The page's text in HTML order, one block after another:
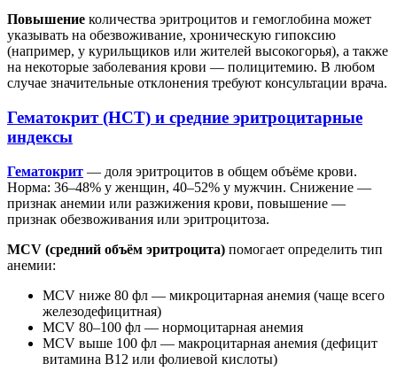
Повышение количества эритроцитов и гемоглобина может
указывать на обезвоживание, хроническую гипоксию
(например, у курильщиков или жителей высокогорья), а также
на некоторые заболевания крови — полицитемию. В любом
случае значительные отклонения требуют консультации врача.
Гематокрит (HCT) и средние эритроцитарные
индексы
Гематокрит — доля эритроцитов в общем объёме крови.
Норма: 36–48% у женщин, 40–52% у мужчин. Снижение —
признак анемии или разжижения крови, повышение —
признак обезвоживания или эритроцитоза.
MCV (средний объём эритроцита) помогает определить тип
анемии:
MCV ниже 80 фл — микроцитарная анемия (чаще всего
железодефицитная)
MCV 80–100 фл — нормоцитарная анемия
MCV выше 100 фл — макроцитарная анемия (дефицит
витамина В12 или фолиевой кислоты)